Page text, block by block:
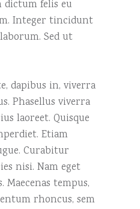
dictum felis eu
Integer tincidunt
Sed ut
dapibus in, viverra
Phasellus viverra
laoreet. Quisque
Etiam
Curabitur
nisi. Nam eget
tempus,
rhoncus, sem